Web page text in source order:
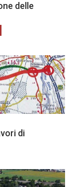
delle
di